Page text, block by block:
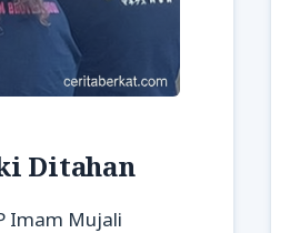
Ditahan
Imam Mujali